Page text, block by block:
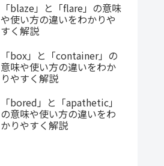
「blaze」と「flare」の意味
や使い方の違いをわかりや
すく解説
「box」と「container」の
意味や使い方の違いをわか
りやすく解説
「bored」と「apathetic」
の意味や使い方の違いをわ
かりやすく解説